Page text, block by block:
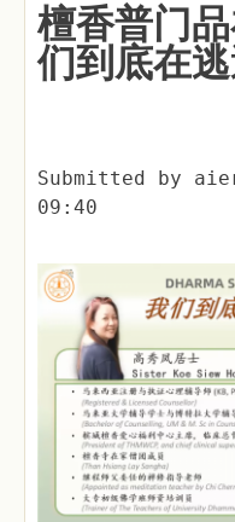
檀香普门
们到底在
Submitted by
09:40